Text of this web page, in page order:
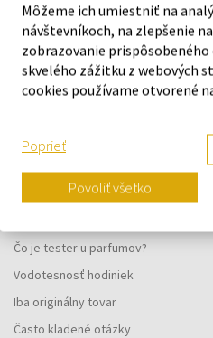
VŠETKO O NÁKUPE
Vernostný systém
Všeobecné obchodné podmienky
Reklamačný formulár
Kedy obdržím objednaný tovar?
Čo je tester u parfumov?
Vodotesnosť hodiniek
Iba originálny tovar
Často kladené otázky
Môžeme ich umiestniť na
návštevníkoch, na zlepšenie
zobrazovanie
skvelého zážitku z webových
cookies používame otvorené
Poprieť
Povoliť všetko